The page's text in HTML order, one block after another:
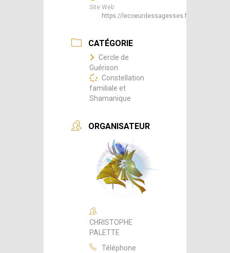
Site Web
https://lecoeurdessagesses.fr/
CATÉGORIE
Cercle de
Guérison
Constellation
familiale et
Shamanique
ORGANISATEUR
CHRISTOPHE
PALETTE
Téléphone